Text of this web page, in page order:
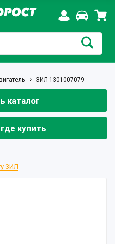
ЗИЛ 1301007079
каталог
купить
ЗИЛ